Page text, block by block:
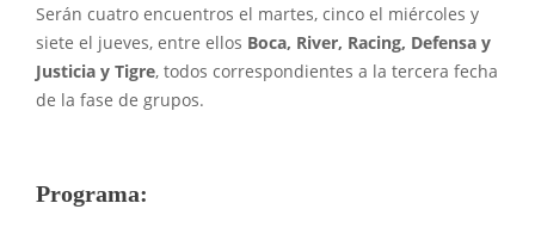
Serán cuatro encuentros el martes, cinco el miércoles y
siete el jueves, entre ellos Boca, River, Racing, Defensa y
Justicia y Tigre, todos correspondientes a la tercera fecha
de la fase de grupos.
Programa: